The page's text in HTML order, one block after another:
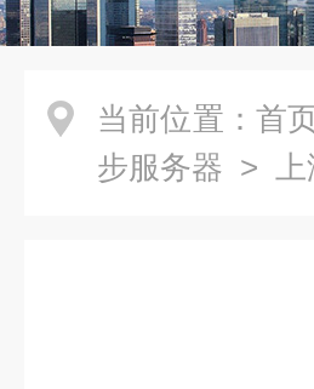
当前位置： 首
步服务器 > 上